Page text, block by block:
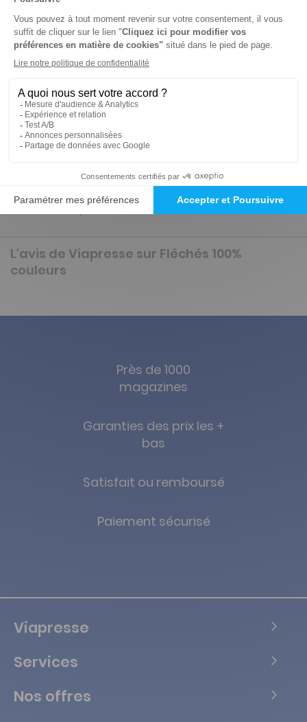
Abonnement 1 an
4 n° • Papier
18€62 Tarif Kiosque :
Renouvellement à date d’anniversaire
Présentation du magazine Fléchés 100%
Aucune description.
L'avis de Viapresse sur Fléchés 100%
couleurs
Près de 1000
magazines
Garanties des prix les +
bas
Satisfait ou remboursé
Paiement sécurisé
Viapresse
Services
Nos offres